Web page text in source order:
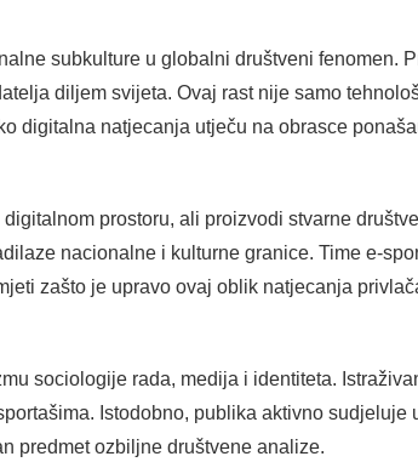
subkulture u globalni društveni fenomen.
diljem svijeta. Ovaj rast nije samo
digitalna natjecanja utječu na obrasce
prostoru, ali proizvodi stvarne
nacionalne i kulturne granice. Time e-
zašto je upravo ovaj oblik natjecanja
sociologije rada, medija i identiteta.
Istodobno, publika aktivno sudjeluje
predmet ozbiljne društvene analize.